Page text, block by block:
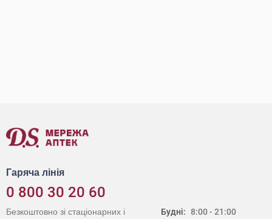
Гаряча лінія
0 800 30 20 60
Будні: 8:00 - 21:00
Безкоштовно зі стаціонарних і